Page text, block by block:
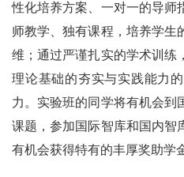
性化培养方案、一对一的导师
师教学、独有课程，培养学生
维；通过严谨扎实的学术训练
理论基础的夯实与实践能力
力。实验班的同学将有机会到
课题，参加国际智库和国内智
有机会获得特有的丰厚奖助学